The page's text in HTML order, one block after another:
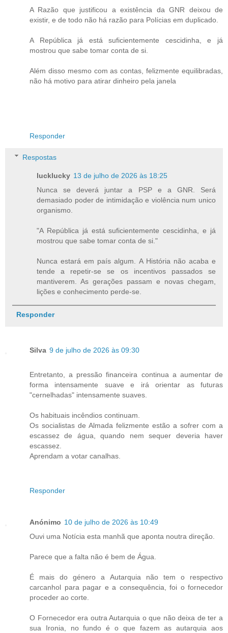
A Razão que justificou a existência da GNR deixou de
existir, e de todo não há razão para Polícias em duplicado.
A República já está suficientemente cescidinha, e já
mostrou que sabe tomar conta de si.
Além disso mesmo com as contas, felizmente equilibradas,
não há motivo para atirar dinheiro pela janela
Responder
Respostas
lucklucky 13 de julho de 2026 às 18:25
Nunca se deverá juntar a PSP e a GNR. Será
demasiado poder de intimidação e violência num unico
organismo.
"A República já está suficientemente cescidinha, e já
mostrou que sabe tomar conta de si."
Nunca estará em país algum. A História não acaba e
tende a repetir-se se os incentivos passados se
mantiverem. As gerações passam e novas chegam,
lições e conhecimento perde-se.
Responder
Silva 9 de julho de 2026 às 09:30
Entretanto, a pressão financeira continua a aumentar de
forma intensamente suave e irá orientar as futuras
"cernelhadas" intensamente suaves.
Os habituais incêndios continuam.
Os socialistas de Almada felizmente estão a sofrer com a
escassez de água, quando nem sequer deveria haver
escassez.
Aprendam a votar canalhas.
Responder
Anónimo 10 de julho de 2026 às 10:49
Ouvi uma Notícia esta manhã que aponta noutra direção.
Parece que a falta não é bem de Água.
É mais do género a Autarquia não tem o respectivo
carcanhol para pagar e a consequência, foi o fornecedor
proceder ao corte.
O Fornecedor era outra Autarquia o que não deixa de ter a
sua Ironia, no fundo é o que fazem as autarquia aos